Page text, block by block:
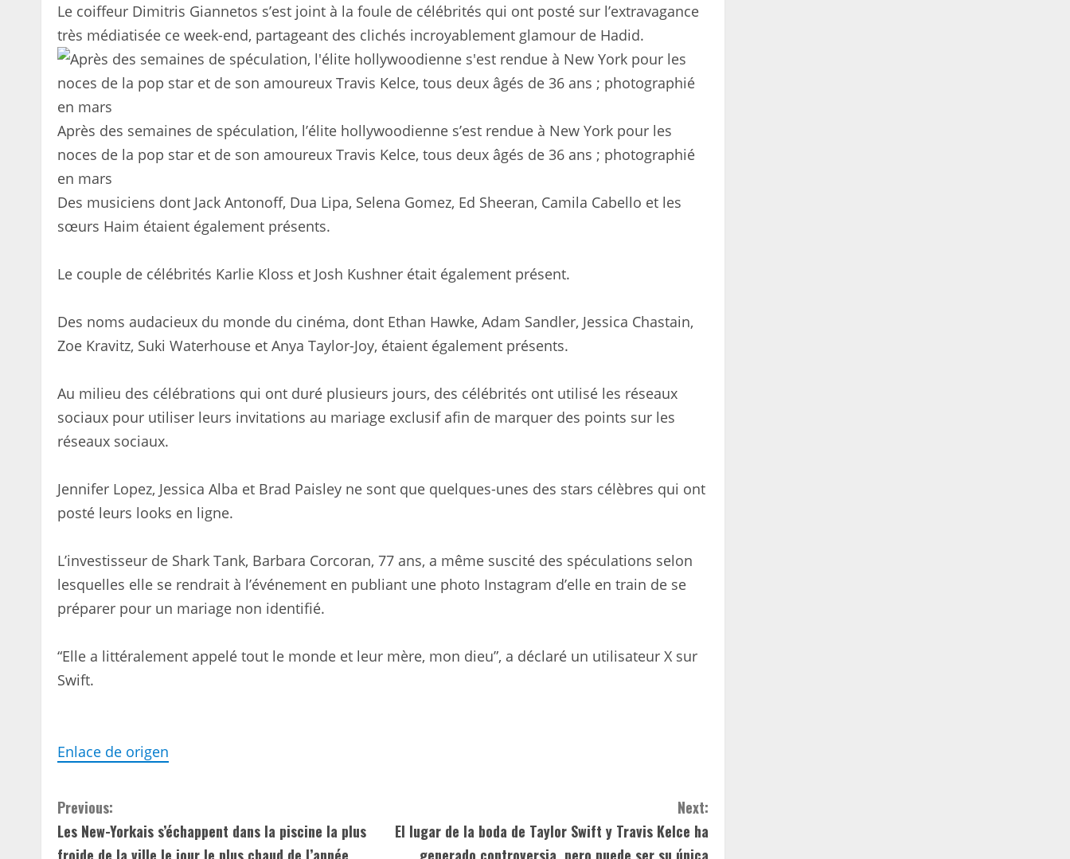
Le coiffeur Dimitris Giannetos s’est joint à la foule de célébrités qui ont posté sur l’extravagance
très médiatisée ce week-end, partageant des clichés incroyablement glamour de Hadid.
Après des semaines de spéculation, l’élite hollywoodienne s’est rendue à New York pour les
noces de la pop star et de son amoureux Travis Kelce, tous deux âgés de 36 ans ; photographié
en mars
Des musiciens dont Jack Antonoff, Dua Lipa, Selena Gomez, Ed Sheeran, Camila Cabello et les
sœurs Haim étaient également présents.
Le couple de célébrités Karlie Kloss et Josh Kushner était également présent.
Des noms audacieux du monde du cinéma, dont Ethan Hawke, Adam Sandler, Jessica Chastain,
Zoe Kravitz, Suki Waterhouse et Anya Taylor-Joy, étaient également présents.
Au milieu des célébrations qui ont duré plusieurs jours, des célébrités ont utilisé les réseaux
sociaux pour utiliser leurs invitations au mariage exclusif afin de marquer des points sur les
réseaux sociaux.
Jennifer Lopez, Jessica Alba et Brad Paisley ne sont que quelques-unes des stars célèbres qui ont
posté leurs looks en ligne.
L’investisseur de Shark Tank, Barbara Corcoran, 77 ans, a même suscité des spéculations selon
lesquelles elle se rendrait à l’événement en publiant une photo Instagram d’elle en train de se
préparer pour un mariage non identifié.
“Elle a littéralement appelé tout le monde et leur mère, mon dieu”, a déclaré un utilisateur X sur
Swift.
Enlace de origen
C
o
Previous:
Les New-Yorkais s’échappent dans la piscine la plus
Next:
El lugar de la boda de Taylor Swift y Travis Kelce ha